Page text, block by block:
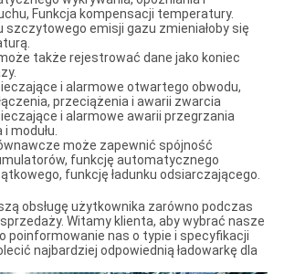
Funkcja kompensacji temperatury.
szczytowego emisji gazu zmieniałoby się
także rejestrować dane jako koniec
i alarmowe otwartego obwodu,
przeciążenia i awarii zwarcia
i alarmowe awarii przegrzania
modułu.
może zapewnić spójność
funkcję automatycznego
funkcję ładunku odsiarczającego.
obsługę użytkownika zarówno podczas
Witamy klienta, aby wybrać nasze
poinformowanie nas o typie i specyfikacji
najbardziej odpowiednią ładowarkę dla